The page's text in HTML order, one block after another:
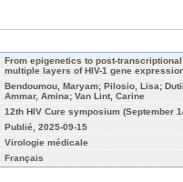
From epigenetics to post-
multiple layers of HIV-1 gene
Bendoumou, Maryam; Pilosio, Lisa;
Ammar, Amina; Van Lint, Carine
12th HIV Cure symposium (September
Publié, 2025-09-15
Virologie médicale
Français